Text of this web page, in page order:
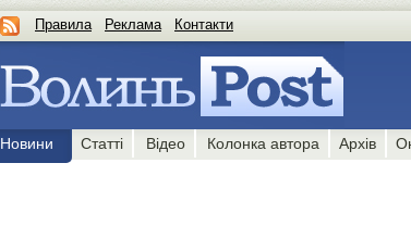
Правила Реклама Контакти
Новини Статті Відео Колонка автора Архів